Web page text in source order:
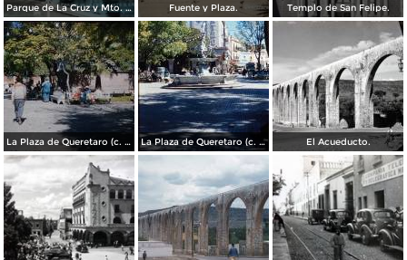
Parque de La Cruz y Mto. a Venustiano Carranza. Fuente y Plaza. Templo de San Felipe.
La Plaza de Queretaro (c. 1953). La Plaza de Queretaro (c. 1953). El Acueducto.